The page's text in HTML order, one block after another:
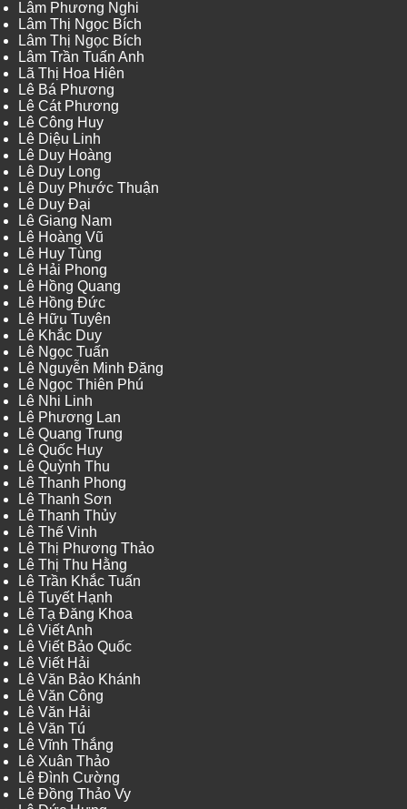
Lâm Phương Nghi
Lâm Thị Ngọc Bích
Lâm Thị Ngọc Bích
Lâm Trần Tuấn Anh
Lã Thị Hoa Hiên
Lê Bá Phương
Lê Cát Phương
Lê Công Huy
Lê Diệu Linh
Lê Duy Hoàng
Lê Duy Long
Lê Duy Phước Thuận
Lê Duy Đại
Lê Giang Nam
Lê Hoàng Vũ
Lê Huy Tùng
Lê Hải Phong
Lê Hồng Quang
Lê Hồng Đức
Lê Hữu Tuyên
Lê Khắc Duy
Lê Ngọc Tuấn
Lê Nguyễn Minh Đăng
Lê Ngọc Thiên Phú
Lê Nhi Linh
Lê Phương Lan
Lê Quang Trung
Lê Quốc Huy
Lê Quỳnh Thu
Lê Thanh Phong
Lê Thanh Sơn
Lê Thanh Thủy
Lê Thế Vinh
Lê Thị Phương Thảo
Lê Thị Thu Hằng
Lê Trần Khắc Tuấn
Lê Tuyết Hạnh
Lê Tạ Đăng Khoa
Lê Viết Anh
Lê Viết Bảo Quốc
Lê Viết Hải
Lê Văn Bảo Khánh
Lê Văn Công
Lê Văn Hải
Lê Văn Tú
Lê Vĩnh Thắng
Lê Xuân Thảo
Lê Đình Cường
Lê Đồng Thảo Vy